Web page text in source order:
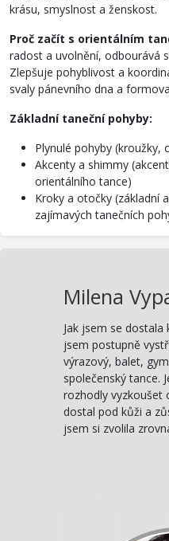
krásu, smyslnost a ženskost.
Proč začít s orientálním
radost a uvolnění, odbourává
Zlepšuje pohyblivost a
svaly pánevního dna a
Základní taneční pohyby:
Plynulé pohyby (kroužky,
Akcenty a shimmy
orientálního tance)
Kroky a otočky (základní
zajímavých tanečních
Milena
Jak jsem se
jsem postupně
výrazový, balet,
společenský tance.
rozhodly vyzkoušet
dostal pod kůži a
jsem si zvolila